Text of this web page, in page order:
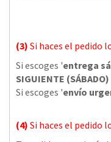
(3) Si haces el pedido
Si escoges 'entrega
SIGUIENTE
Si escoges 'envío
(4) Si haces el pedido